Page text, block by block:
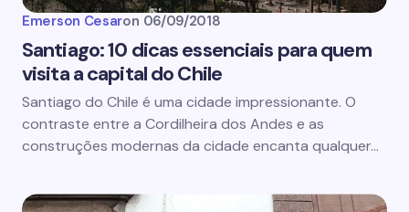
Emerson Cesaron 06/09/2018
Santiago: 10 dicas essenciais para quem
visita a capital do Chile
Santiago do Chile é uma cidade impressionante. O
contraste entre a Cordilheira dos Andes e as
construções modernas da cidade encanta qualquer…